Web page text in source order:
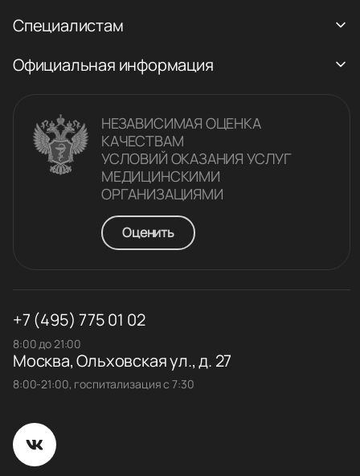
Специалистам
Официальная информация
НЕЗАВИСИМАЯ ОЦЕНКА
КАЧЕСТВАM
УСЛОВИЙ ОКАЗАНИЯ УСЛУГ
МЕДИЦИНСКИМИ
ОРГАНИЗАЦИЯМИ
Оценить
+7 (495) 775 01 02
8:00 до 21:00
Москва, Ольховская ул., д. 27
8:00-21:00, госпитализация с 7:30